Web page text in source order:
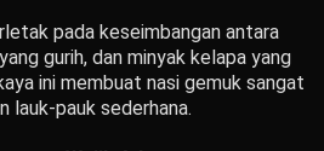
pada keseimbangan antara
gurih, dan minyak kelapa yang
ini membuat nasi gemuk sangat
lauk-pauk sederhana.